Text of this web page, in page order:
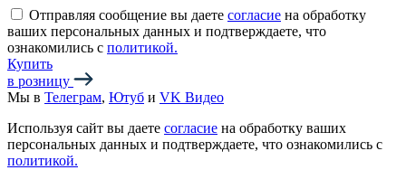
Отправляя сообщение вы даете согласие на обработку
ваших персональных данных и подтверждаете, что
ознакомились с политикой.
Купить
в розницу
Мы в Телеграм, Ютуб и VK Видео
Используя сайт вы даете согласие на обработку ваших
персональных данных и подтверждаете, что ознакомились с
политикой.